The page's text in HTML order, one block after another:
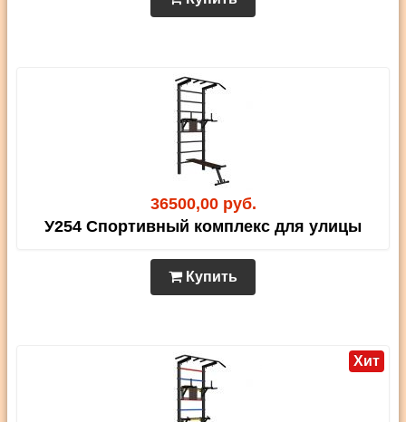
36500,00 руб.
У254 Спортивный комплекс для улицы
Купить
Хит